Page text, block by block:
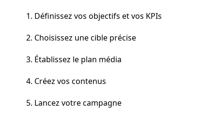
1. Définissez vos objectifs et vos KPIs
2. Choisissez une cible précise
3. Établissez le plan média
4. Créez vos contenus
5. Lancez votre campagne